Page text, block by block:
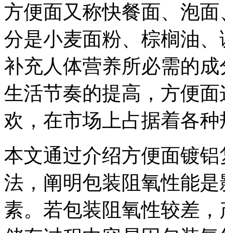
方便面又称快餐面、泡
分是小麦面粉、棕榈油
补充人体营养所必需的
生活节奏的提高，方便
欢，在市场上占据着各
本文通过介绍方便面镀
法，阐明包装阻氧性能
素。若包装阻氧性较差